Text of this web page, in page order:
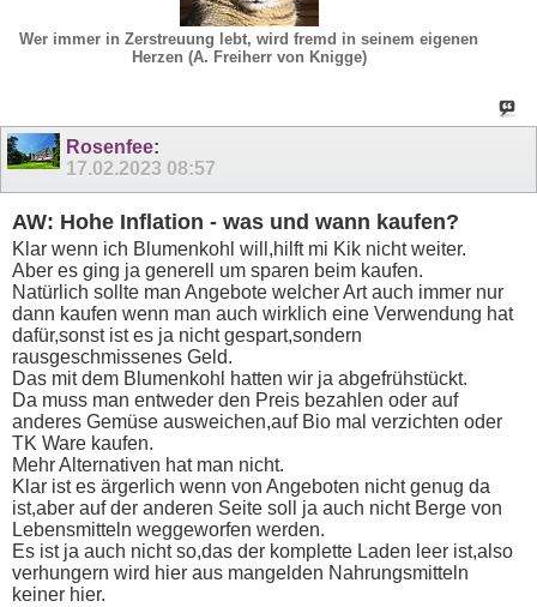
Wer immer in Zerstreuung lebt, wird fremd in seinem eigenen
Herzen (A. Freiherr von Knigge)
Rosenfee:
17.02.2023 08:57
AW: Hohe Inflation - was und wann kaufen?
Klar wenn ich Blumenkohl will,hilft mi Kik nicht weiter.
Aber es ging ja generell um sparen beim kaufen.
Natürlich sollte man Angebote welcher Art auch immer nur
dann kaufen wenn man auch wirklich eine Verwendung hat
dafür,sonst ist es ja nicht gespart,sondern
rausgeschmissenes Geld.
Das mit dem Blumenkohl hatten wir ja abgefrühstückt.
Da muss man entweder den Preis bezahlen oder auf
anderes Gemüse ausweichen,auf Bio mal verzichten oder
TK Ware kaufen.
Mehr Alternativen hat man nicht.
Klar ist es ärgerlich wenn von Angeboten nicht genug da
ist,aber auf der anderen Seite soll ja auch nicht Berge von
Lebensmitteln weggeworfen werden.
Es ist ja auch nicht so,das der komplette Laden leer ist,also
verhungern wird hier aus mangelden Nahrungsmitteln
keiner hier.